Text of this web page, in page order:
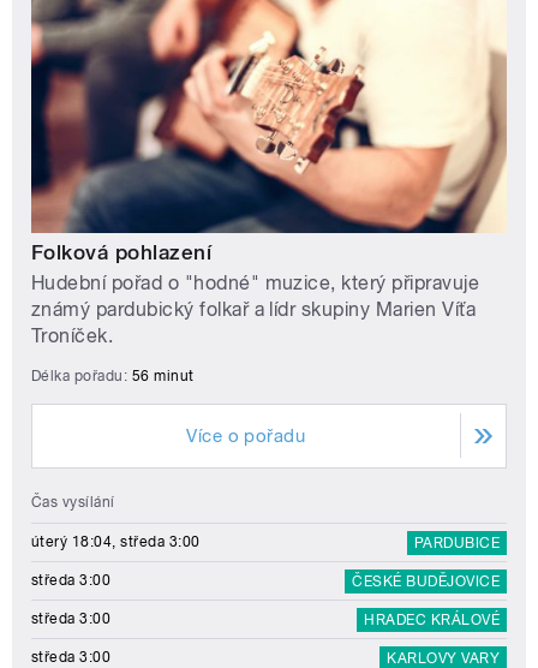
Folková pohlazení
Hudební pořad o "hodné" muzice, který připravuje
známý pardubický folkař a lídr skupiny Marien Víťa
Troníček.
Délka pořadu: 56 minut
Více o pořadu
Čas vysílání
úterý 18:04, středa 3:00 PARDUBICE
středa 3:00 ČESKÉ BUDĚJOVICE
středa 3:00 HRADEC KRÁLOVÉ
středa 3:00 KARLOVY VARY